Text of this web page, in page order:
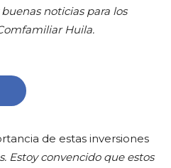
noticias para los
Huila.
de estas inversiones
Estoy convencido que estos